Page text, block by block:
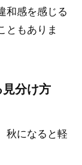
和感を感じる
ともありま
見分け方
秋になると軽